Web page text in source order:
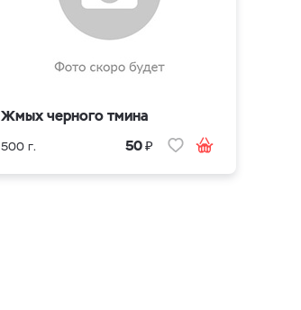
Жмых черного тмина
500 г. 50₽